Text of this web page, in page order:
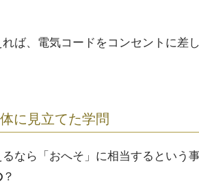
ば、電気コードをコンセントに差
に見立てた学問
なら「おへそ」に相当するという
？